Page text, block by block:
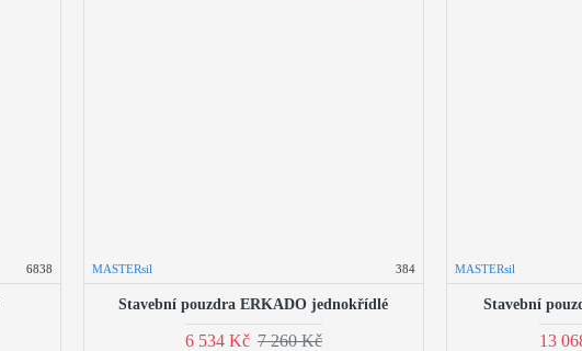
6838 MASTERsil 384
Stavební pouzdra ERKADO jednokřídlé
6 534 Kč 7 260 Kč
MASTERsil
Stavební
13